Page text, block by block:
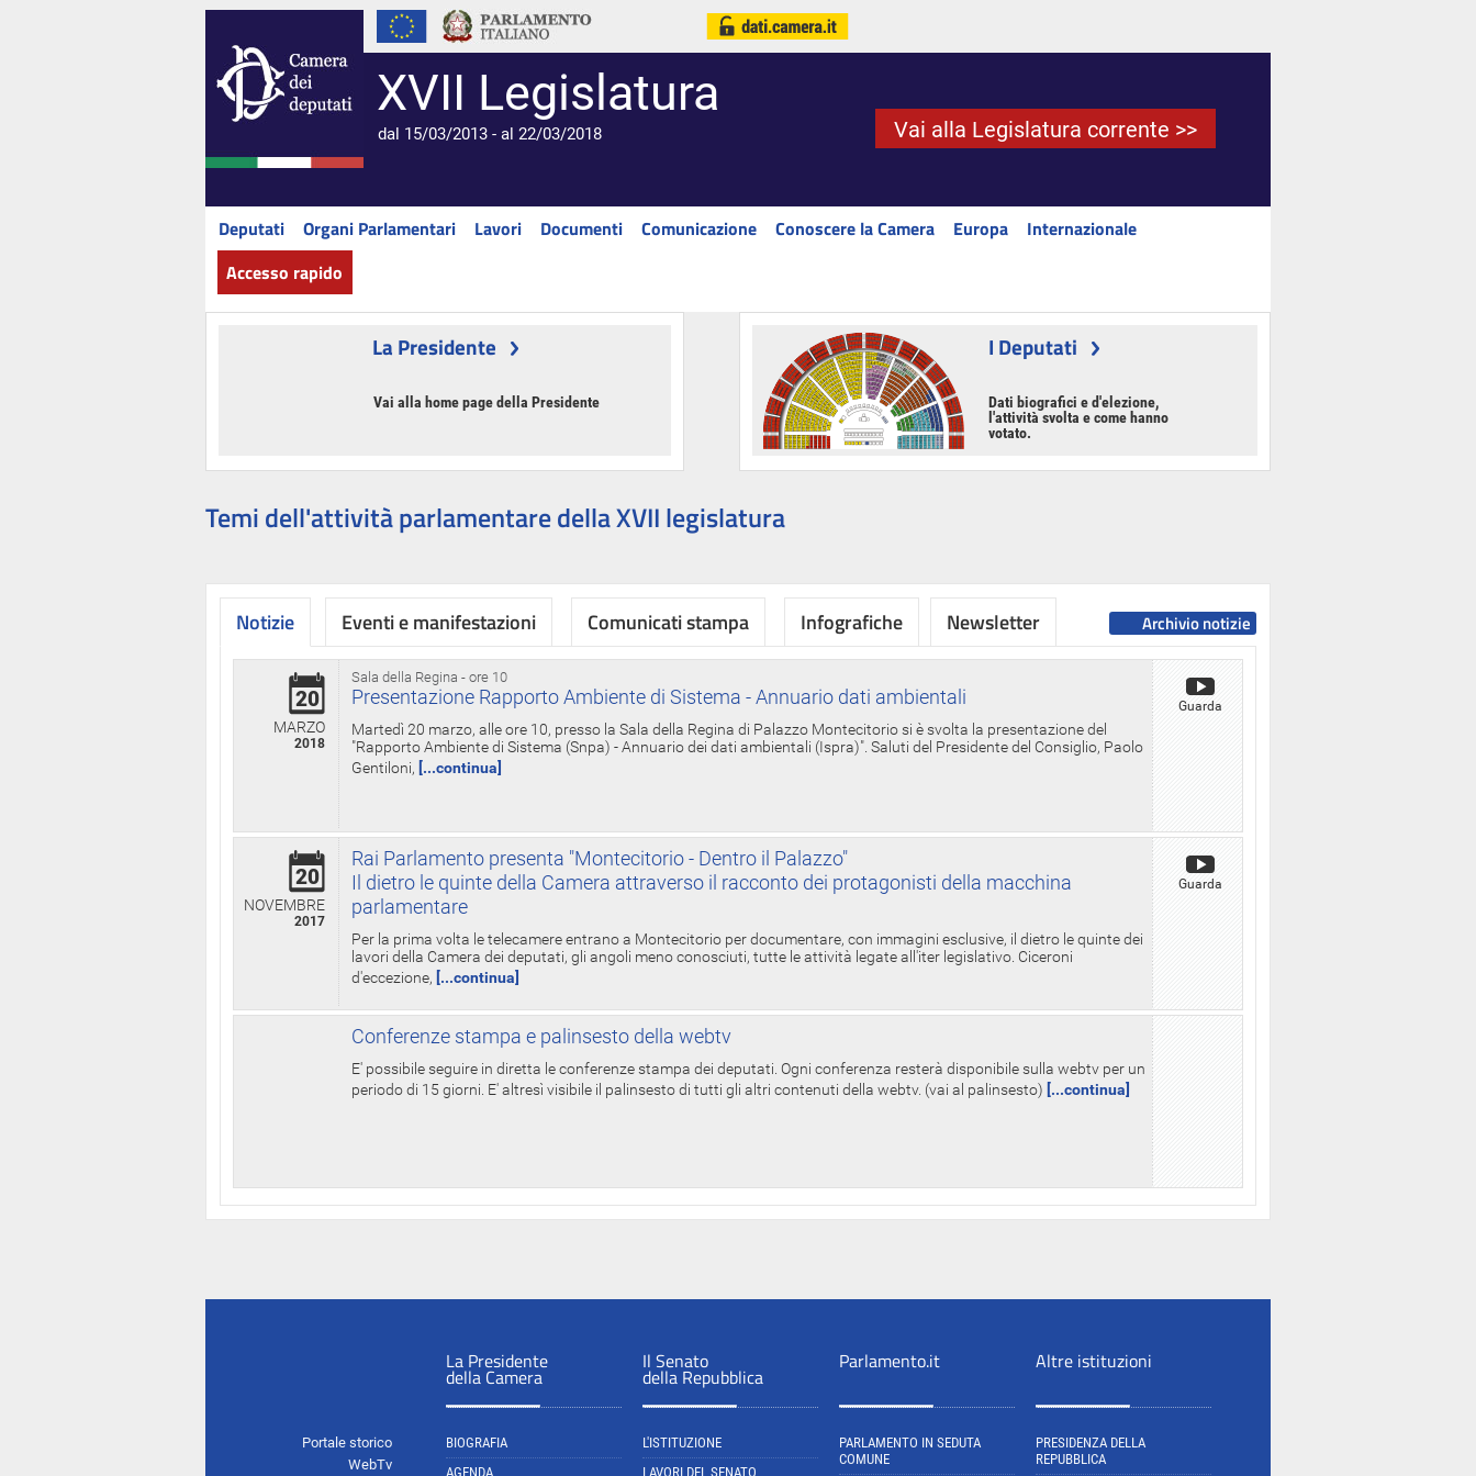
XVII Legislatura
dal 15/03/2013 - al 22/03/2018 Vai alla Legislatura corrente >>
Deputati Organi Parlamentari Lavori Documenti Comunicazione Conoscere la Camera Europa
Internazionale
Accesso rapido
La Presidente
Vai alla home page della Presidente
I Deputati
Dati biografici e d'elezione,
l'attività svolta e come hanno
votato.
Temi dell'attività parlamentare della XVII legislatura
Notizie
Sala della Regina - ore 10
20
MARZO
2018
Presentazione Rapporto Ambiente di Sistema - Annuario dati ambientali
Martedì 20 marzo, alle ore 10, presso la Sala della Regina di Palazzo Montecitorio si è svolta la presentazione del
"Rapporto Ambiente di Sistema (Snpa) - Annuario dei dati ambientali (Ispra)". Saluti del Presidente del Consiglio, Paolo
Gentiloni, [...continua]
Guarda
20
NOVEMBRE
2017
Rai Parlamento presenta "Montecitorio - Dentro il Palazzo"
Il dietro le quinte della Camera attraverso il racconto dei protagonisti della macchina
parlamentare
Per la prima volta le telecamere entrano a Montecitorio per documentare, con immagini esclusive, il dietro le quinte dei
lavori della Camera dei deputati, gli angoli meno conosciuti, tutte le attività legate all'iter legislativo. Ciceroni
d'eccezione, [...continua]
Guarda
Conferenze stampa e palinsesto della webtv
E' possibile seguire in diretta le conferenze stampa dei deputati. Ogni conferenza resterà disponibile sulla webtv per un
periodo di 15 giorni. E' altresì visibile il palinsesto di tutti gli altri contenuti della webtv. (vai al palinsesto) [...continua]
Archivio notizie
Eventi e manifestazioni Comunicati stampa Infografiche Newsletter
Portale storico
WebTv
La Presidente
della Camera
BIOGRAFIA
AGENDA
Il Senato
della Repubblica
L'ISTITUZIONE
LAVORI DEL SENATO
Parlamento.it
PARLAMENTO IN SEDUTA
COMUNE
Altre istituzioni
PRESIDENZA DELLA
REPUBBLICA